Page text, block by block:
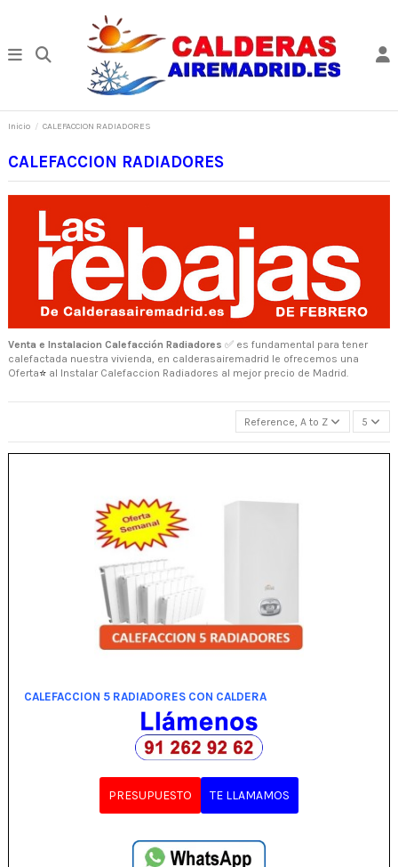
Inicio CALEFACCION RADIADORES
CALEFACCION RADIADORES
Venta e Instalacion Calefacción Radiadores ✅ es fundamental para tener
calefactada nuestra vivienda, en calderasairemadrid le ofrecemos una
Oferta⭐ al Instalar Calefaccion Radiadores al mejor precio de Madrid.
Reference, A to Z 5
CALEFACCION 5 RADIADORES CON CALDERA
PRESUPUESTO TE LLAMAMOS